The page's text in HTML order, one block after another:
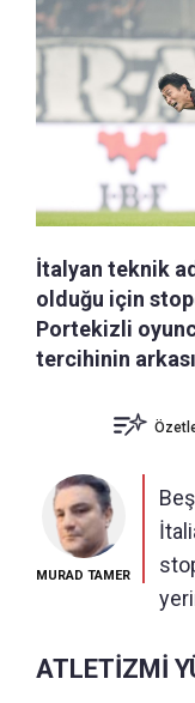
İtalyan teknik
olduğu için
Portekizli
tercihinin
MURAD TAMER
ATLETİZMİ